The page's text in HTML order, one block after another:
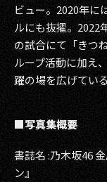
ビュー。2020年に
ルにも抜擢。2022
の試合にて「きつ
ループ活動に加え
躍の場を広げている
■写真集概要
書誌名 :乃木坂46
ン』